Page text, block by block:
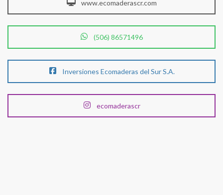
www.ecomaderascr.com
(506) 86571496
Inversiones Ecomaderas del Sur S.A.
ecomaderascr